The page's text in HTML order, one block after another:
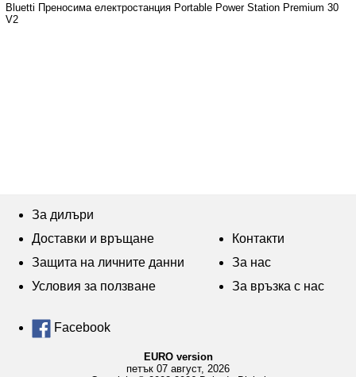
Bluetti Преносима електростанция Portable Power Station Premium 30
V2
За дилъри
Доставки и връщане
Защита на личните данни
Условия за ползване
Контакти
За нас
За връзка с нас
Facebook
EURO version
петък 07 август, 2026